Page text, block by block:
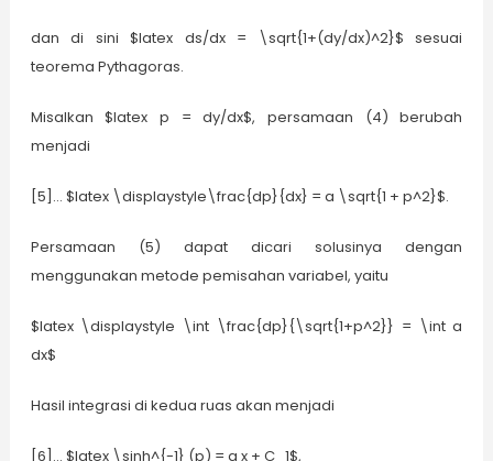
dan di sini $latex ds/dx = \sqrt{1+(dy/dx)^2}$ sesuai
teorema Pythagoras.
Misalkan $latex p = dy/dx$, persamaan (4) berubah
menjadi
[5]… $latex \displaystyle\frac{dp}{dx} = a \sqrt{1 + p^2}$.
Persamaan (5) dapat dicari solusinya dengan
menggunakan metode pemisahan variabel, yaitu
$latex \displaystyle \int \frac{dp}{\sqrt{1+p^2}} = \int a
dx$
Hasil integrasi di kedua ruas akan menjadi
[6]… $latex \sinh^{-1} (p) = a x + C_1$,